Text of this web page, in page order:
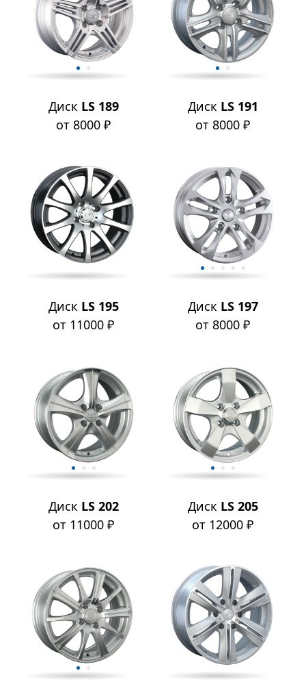
Диск LS 189
от 8000 ₽
Диск LS 191
от 8000 ₽
Диск LS 195
от 11000 ₽
Диск LS 197
от 8000 ₽
Диск LS 202
от 11000 ₽
Диск LS 205
от 12000 ₽